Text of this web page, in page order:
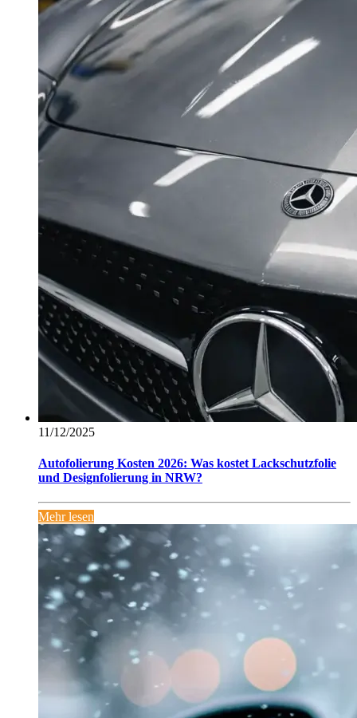
11/12/2025
Autofolierung Kosten 2026: Was kostet Lackschutzfolie
und Designfolierung in NRW?
Mehr lesen